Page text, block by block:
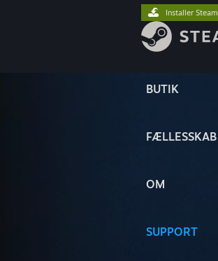
BUTIK
FÆLLESSKAB
OM
SUPPORT
Installer Steam